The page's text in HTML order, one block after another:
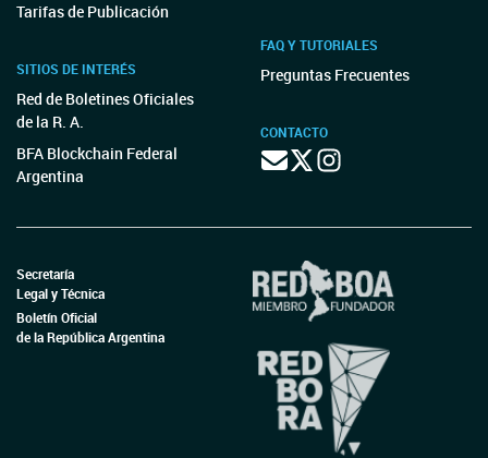
Tarifas de Publicación
SITIOS DE INTERÉS
Red de Boletines Oficiales
de la R. A.
BFA Blockchain Federal
Argentina
FAQ Y TUTORIALES
Preguntas Frecuentes
CONTACTO
Secretaría
Legal y Técnica
Boletín Oficial
de la República Argentina